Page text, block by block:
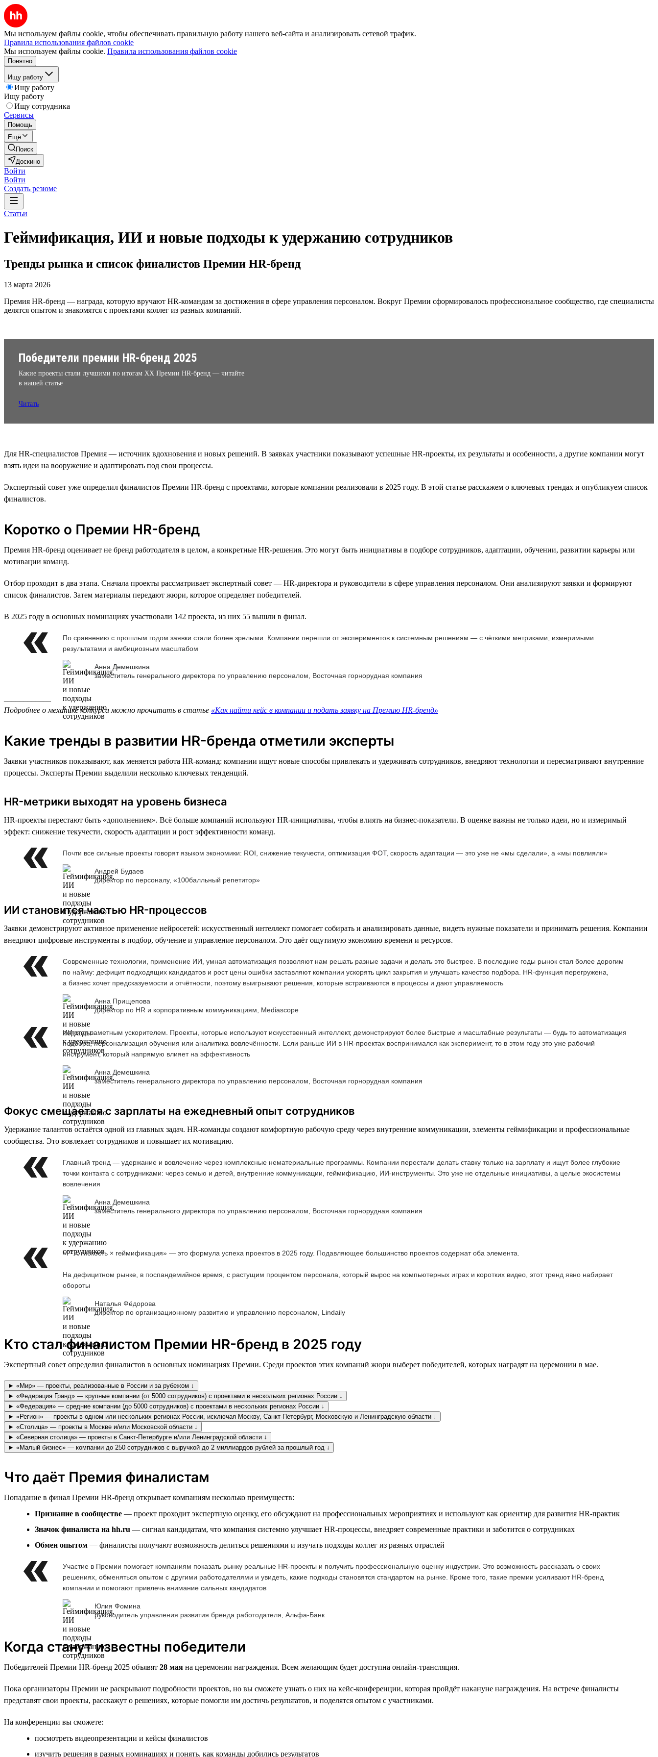
Мы используем файлы cookie, чтобы обеспечивать правильную работу нашего веб-сайта и анализировать сетевой трафик.
Правила использования файлов cookie
Мы используем файлы cookie. Правила использования файлов cookie
Понятно
Ищу работу
Ищу работу
Ищу работу
Ищу сотрудника
Сервисы
Помощь
Ещё
Поиск
Доскино
Войти
Войти
Создать резюме
Статьи
Геймификация, ИИ и новые подходы к удержанию сотрудников
Тренды рынка и список финалистов Премии HR-бренд
13 марта 2026
Премия HR-бренд — награда, которую вручают HR-командам за достижения в сфере управления персоналом. Вокруг Премии сформировалось профессиональное сообщество, где специалисты
делятся опытом и знакомятся с проектами коллег из разных компаний.
Победители премии HR-бренд 2025
Какие проекты стали лучшими по итогам XX Премии HR-бренд — читайте
в нашей статье
Читать
Для HR-специалистов Премия — источник вдохновения и новых решений. В заявках участники показывают успешные HR-проекты, их результаты и особенности, а другие компании могут
взять идеи на вооружение и адаптировать под свои процессы.
Экспертный совет уже определил финалистов Премии HR-бренд с проектами, которые компании реализовали в 2025 году. В этой статье расскажем о ключевых трендах и опубликуем список
финалистов.
Коротко о Премии HR-бренд
Премия HR-бренд оценивает не бренд работодателя в целом, а конкретные HR-решения. Это могут быть инициативы в подборе сотрудников, адаптации, обучении, развитии карьеры или
мотивации команд.
Отбор проходит в два этапа. Сначала проекты рассматривает экспертный совет — HR-директора и руководители в сфере управления персоналом. Они анализируют заявки и формируют
список финалистов. Затем материалы передают жюри, которое определяет победителей.
В 2025 году в основных номинациях участвовали 142 проекта, из них 55 вышли в финал.
По сравнению с прошлым годом заявки стали более зрелыми. Компании перешли от экспериментов к системным решениям — с чёткими метриками, измеримыми
результатами и амбициозным масштабом
Анна Демешкина
заместитель генерального директора по управлению персоналом, Восточная горнорудная компания
Подробнее о механике конкурса можно прочитать в статье «Как найти кейс в компании и подать заявку на Премию HR-бренд»
Какие тренды в развитии HR-бренда отметили эксперты
Заявки участников показывают, как меняется работа HR-команд: компании ищут новые способы привлекать и удерживать сотрудников, внедряют технологии и пересматривают внутренние
процессы. Эксперты Премии выделили несколько ключевых тенденций.
HR-метрики выходят на уровень бизнеса
HR-проекты перестают быть «дополнением». Всё больше компаний используют HR-инициативы, чтобы влиять на бизнес-показатели. В оценке важны не только идеи, но и измеримый
эффект: снижение текучести, скорость адаптации и рост эффективности команд.
Почти все сильные проекты говорят языком экономики: ROI, снижение текучести, оптимизация ФОТ, скорость адаптации — это уже не «мы сделали», а «мы повлияли»
Андрей Будаев
директор по персоналу, «100балльный репетитор»
ИИ становится частью HR-процессов
Заявки демонстрируют активное применение нейросетей: искусственный интеллект помогает собирать и анализировать данные, видеть нужные показатели и принимать решения. Компании
внедряют цифровые инструменты в подбор, обучение и управление персоналом. Это даёт ощутимую экономию времени и ресурсов.
Современные технологии, применение ИИ, умная автоматизация позволяют нам решать разные задачи и делать это быстрее. В последние годы рынок стал более дорогим
по найму: дефицит подходящих кандидатов и рост цены ошибки заставляют компании ускорять цикл закрытия и улучшать качество подбора. HR-функция перегружена,
а бизнес хочет предсказуемости и отчётности, поэтому выигрывают решения, которые встраиваются в процессы и дают управляемость
Анна Прищепова
директор по HR и корпоративным коммуникациям, Mediascope
ИИ стал заметным ускорителем. Проекты, которые используют искусственный интеллект, демонстрируют более быстрые и масштабные результаты — будь то автоматизация
подбора, персонализация обучения или аналитика вовлечённости. Если раньше ИИ в HR-проектах воспринимался как эксперимент, то в этом году это уже рабочий
инструмент, который напрямую влияет на эффективность
Анна Демешкина
заместитель генерального директора по управлению персоналом, Восточная горнорудная компания
Фокус смещается с зарплаты на ежедневный опыт сотрудников
Удержание талантов остаётся одной из главных задач. HR-команды создают комфортную рабочую среду через внутренние коммуникации, элементы геймификации и профессиональные
сообщества. Это вовлекает сотрудников и повышает их мотивацию.
Главный тренд — удержание и вовлечение через комплексные нематериальные программы. Компании перестали делать ставку только на зарплату и ищут более глубокие
точки контакта с сотрудниками: через семью и детей, внутренние коммуникации, геймификацию, ИИ-инструменты. Это уже не отдельные инициативы, а целые экосистемы
вовлечения
Анна Демешкина
заместитель генерального директора по управлению персоналом, Восточная горнорудная компания
«Г² = гибкость × геймификация» — это формула успеха проектов в 2025 году. Подавляющее большинство проектов содержат оба элемента.
На дефицитном рынке, в поспандемийное время, с растущим процентом персонала, который вырос на компьютерных играх и коротких видео, этот тренд явно набирает
обороты
Наталья Фёдорова
директор по организационному развитию и управлению персоналом, Lindaily
Кто стал финалистом Премии HR-бренд в 2025 году
Экспертный совет определил финалистов в основных номинациях Премии. Среди проектов этих компаний жюри выберет победителей, которых наградят на церемонии в мае.
► «Мир» — проекты, реализованные в России и за рубежом ↓
► «Федерация Гранд» — крупные компании (от 5000 сотрудников) с проектами в нескольких регионах России ↓
► «Федерация» — средние компании (до 5000 сотрудников) с проектами в нескольких регионах России ↓
► «Регион» — проекты в одном или нескольких регионах России, исключая Москву, Санкт-Петербург, Московскую и Ленинградскую области ↓
► «Столица» — проекты в Москве и/или Московской области ↓
► «Северная столица» — проекты в Санкт-Петербурге и/или Ленинградской области ↓
► «Малый бизнес» — компании до 250 сотрудников с выручкой до 2 миллиардов рублей за прошлый год ↓
Что даёт Премия финалистам
Попадание в финал Премии HR-бренд открывает компаниям несколько преимуществ:
Признание в сообществе — проект проходит экспертную оценку, его обсуждают на профессиональных мероприятиях и используют как ориентир для развития HR-практик
Значок финалиста на hh.ru — сигнал кандидатам, что компания системно улучшает HR-процессы, внедряет современные практики и заботится о сотрудниках
Обмен опытом — финалисты получают возможность делиться решениями и изучать подходы коллег из разных отраслей
Участие в Премии помогает компаниям показать рынку реальные HR-проекты и получить профессиональную оценку индустрии. Это возможность рассказать о своих
решениях, обменяться опытом с другими работодателями и увидеть, какие подходы становятся стандартом на рынке. Кроме того, такие премии усиливают HR-бренд
компании и помогают привлечь внимание сильных кандидатов
Юлия Фомина
руководитель управления развития бренда работодателя, Альфа-Банк
Когда станут известны победители
Победителей Премии HR-бренд 2025 объявят 28 мая на церемонии награждения. Всем желающим будет доступна онлайн-трансляция.
Пока организаторы Премии не раскрывают подробности проектов, но вы сможете узнать о них на кейс-конференции, которая пройдёт накануне награждения. На встрече финалисты
представят свои проекты, расскажут о решениях, которые помогли им достичь результатов, и поделятся опытом с участниками.
На конференции вы сможете:
посмотреть видеопрезентации и кейсы финалистов
изучить решения в разных номинациях и понять, как команды добились результатов